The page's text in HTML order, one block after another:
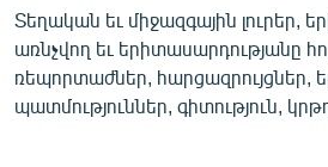
ԿՈՐՈՆԱՎԻՐՈՒՍ
ԱՐԽԻՎ
ՏԵՍԱՆՅՈՒԹԵՐ
Տեղական եւ միջազգային լուրեր,
առնչվող եւ երիտասարդությանը
ռեպորտաժներ,
պատմություններ, գիտություն,